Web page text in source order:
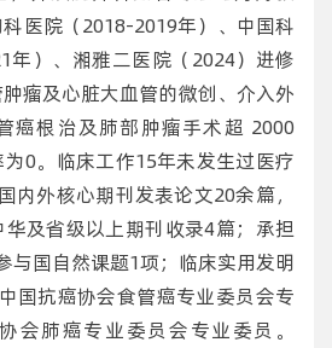
医院（2018-2019年）、中国科
年）、湘雅二医院（2024）进修
瘤及心脏大血管的微创、介入外
癌根治及肺部肿瘤手术超 2000
0。临床工作15年未发生过医疗
内外核心期刊发表论文20余篇，
华及省级以上期刊收录4篇；承担
与国自然课题1项；临床实用发明
国抗癌协会食管癌专业委员会专
会肺癌专业委员会专业委员。